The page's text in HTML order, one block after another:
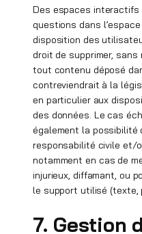
Des espaces interactifs
questions dans
disposition des
droit de supprimer, sans
tout contenu déposé
contreviendrait à la
en particulier aux
des données. Le cas
également la possibilité
responsabilité civile et/
notamment en cas de
injurieux, diffamant, ou
le support utilisé (texte,
7. Gestion